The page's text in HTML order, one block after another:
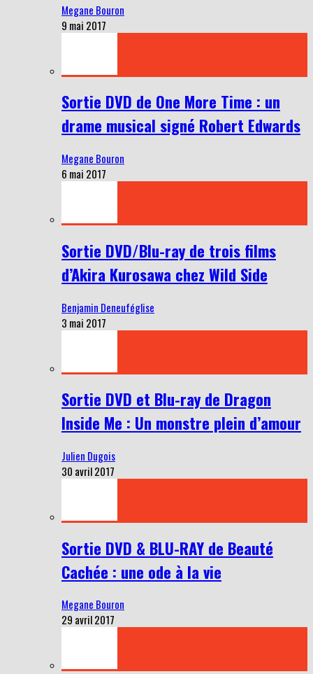
Megane Bouron
9 mai 2017
Sortie DVD de One More Time : un
drame musical signé Robert Edwards
Megane Bouron
6 mai 2017
Sortie DVD/Blu-ray de trois films
d’Akira Kurosawa chez Wild Side
Benjamin Deneuféglise
3 mai 2017
Sortie DVD et Blu-ray de Dragon
Inside Me : Un monstre plein d’amour
Julien Dugois
30 avril 2017
Sortie DVD & BLU-RAY de Beauté
Cachée : une ode à la vie
Megane Bouron
29 avril 2017